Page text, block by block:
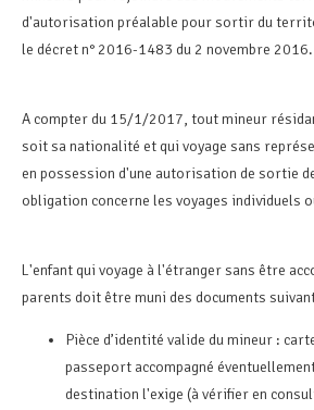
d'autorisation préalable pour sortir du
le décret n° 2016-1483 du 2 novembre 2016.
A compter du 15/1/2017, tout mineur
soit sa nationalité et qui voyage sans
en possession d'une autorisation de sortie
obligation concerne les voyages individuels
L'enfant qui voyage à l'étranger sans être
parents doit être muni des documents
Pièce d’identité valide du mineur :
passeport accompagné
destination l'exige (à vérifier en